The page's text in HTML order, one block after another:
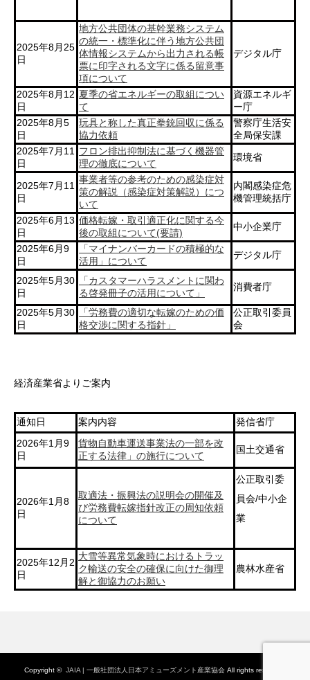
2025年8月25
日
地方公共団体の基幹業務システム
の統一・標準化に伴う地方公共団
体情報システムから出力される帳
票に印字される文字に係る留意事
項について
デジタル庁
2025年8月12
日
夏季の省エネルギーの取組につい
て
資源エネルギ
ー庁
2025年8月5
日
玩具と称した真正拳銃回収に係る
協力依頼
警察庁生活安
全局保安課
2025年7月11
日
フロン排出抑制法に基づく機器管
理の徹底について
環境省
2025年7月11
日
事業者等の参考のための感染症対
策の解説（感染症対策解説）につ
いて
内閣感染症危
機管理統括庁
2025年6月13
日
価格転嫁・取引適正化に関する今
後の取組について(要請)
中小企業庁
2025年6月9
日
「マイナンバーカードの積極的な
活用」について
デジタル庁
2025年5月30
日
「カスタマーハラスメントに関わ
る啓発冊子の活用について」
消費者庁
2025年5月30
日
「労務費の適切な転嫁のための価
格交渉に関する指針」
公正取引委員
会
経済産業省よりご案内
通知日 案内内容
発信省庁
2026年1月9
日
貨物自動車運送事業法の一部を改
正する法律」の施行について
国土交通省
2026年1月8
日
取適法・振興法の説明会の開催及
び労務費転嫁指針改正の周知依頼
について
公正取引委
員会/中小企
業
2025年12月2
日
大雪等異常気象時におけるトラッ
ク輸送の安全の確保に向けた御理
解と御協力のお願い
農林水産省
Copyright © JAIA | 一般社団法人日本アミューズメント産業協会 All rights reserved.